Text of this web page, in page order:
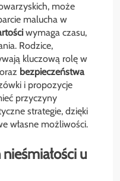
może
malucha w
wymaga czasu,
Rodzice,
kluczową rolę w
oraz bezpieczeństwa
i propozycje
przyczyny
strategie, dzięki
własne możliwości.
u